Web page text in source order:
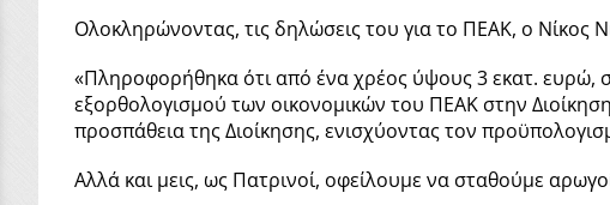
Ολοκληρώνοντας, τις δηλώσεις του για το ΠΕΑΚ, ο Νίκος
«Πληροφορήθηκα ότι από ένα χρέος ύψους 3 εκατ. ευρώ,
εξορθολογισμού των οικονομικών του ΠΕΑΚ στην
προσπάθεια της Διοίκησης, ενισχύοντας τον
Αλλά και μεις, ως Πατρινοί, οφείλουμε να σταθούμε